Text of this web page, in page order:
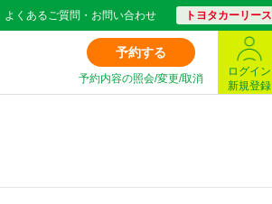
よくあるご質問・お問い合わせ トヨタカーリース
予約する
予約内容の照会/変更/取消
ログイン
新規登録